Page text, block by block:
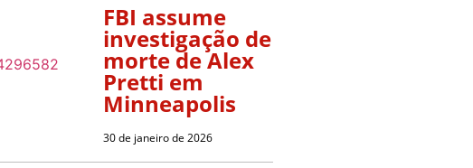
FBI assume
investigação de
morte de Alex
Pretti em
Minneapolis
30 de janeiro de 2026